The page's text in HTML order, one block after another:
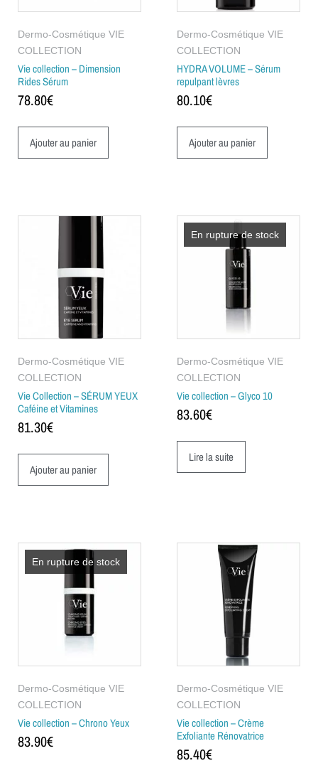
Dermo-Cosmétique VIE
COLLECTION
Vie collection – Dimension
Rides Sérum
78.80€
Ajouter au panier
Dermo-Cosmétique VIE
COLLECTION
HYDRA VOLUME – Sérum
repulpant lèvres
80.10€
Ajouter au panier
Dermo-Cosmétique VIE
COLLECTION
Vie Collection – SÉRUM YEUX
Caféine et Vitamines
81.30€
Ajouter au panier
En rupture de stock
Dermo-Cosmétique VIE
COLLECTION
Vie collection – Glyco 10
83.60€
Lire la suite
En rupture de stock
Dermo-Cosmétique VIE
COLLECTION
Vie collection – Chrono Yeux
83.90€
Dermo-Cosmétique VIE
COLLECTION
Vie collection – Crème
Exfoliante Rénovatrice
85.40€